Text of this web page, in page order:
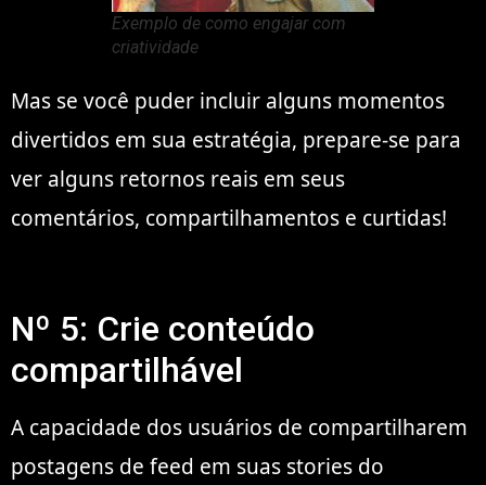
Exemplo de como engajar com
criatividade
Mas se você puder incluir alguns momentos
divertidos em sua estratégia, prepare-se para
ver alguns retornos reais em seus
comentários, compartilhamentos e curtidas!
Nº 5: Crie conteúdo
compartilhável
A capacidade dos usuários de compartilharem
postagens de feed em suas stories do